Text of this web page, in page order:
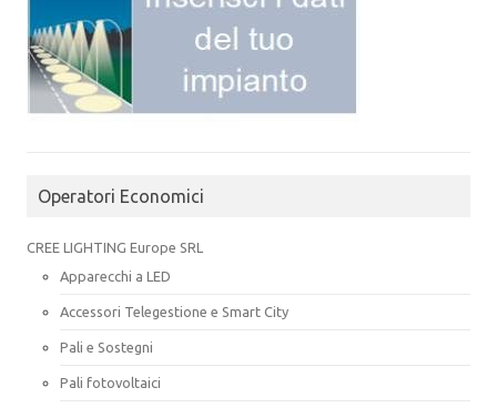
Operatori Economici
CREE LIGHTING Europe SRL
Apparecchi a LED
Accessori Telegestione e Smart City
Pali e Sostegni
Pali fotovoltaici